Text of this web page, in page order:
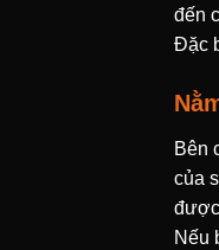
đến
Đặc
Bên
của
được
Nếu